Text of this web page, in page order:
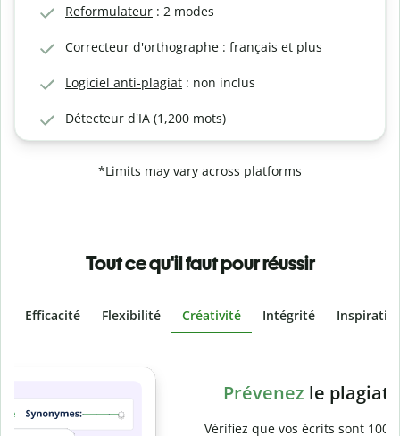
Reformulateur : 2 modes
Correcteur d'orthographe : français et plus
Logiciel anti-plagiat : non inclus
Détecteur d'IA (1,200 mots)
*Limits may vary across platforms
Tout ce qu'il faut pour réussir
Efficacité Flexibilité Créativité Intégrité